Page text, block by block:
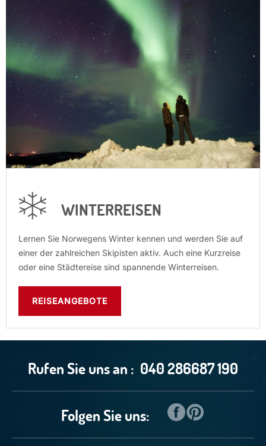
WINTERREISEN
Lernen Sie Norwegens Winter kennen und werden Sie auf
einer der zahlreichen Skipisten aktiv. Auch eine Kurzreise
oder eine Städtereise sind spannende Winterreisen.
REISEANGEBOTE
Rufen Sie uns an : 040 286687 190
Folgen Sie uns: